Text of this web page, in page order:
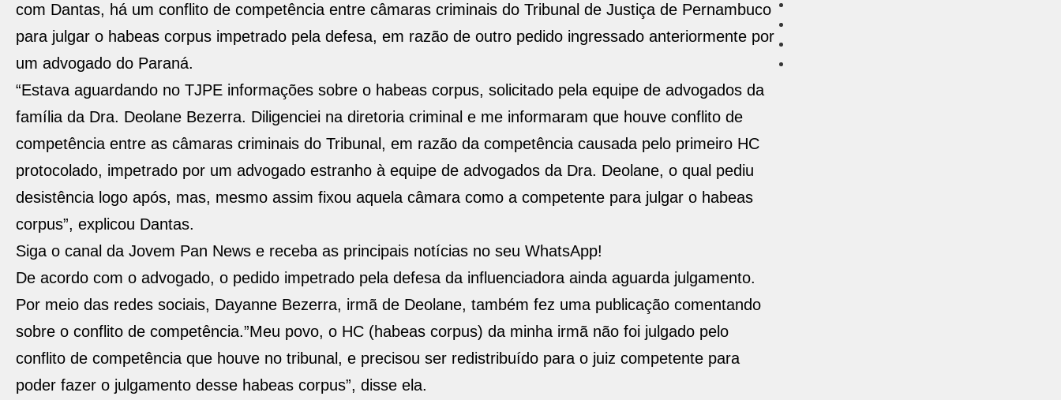
com Dantas, há um conflito de competência entre câmaras criminais do Tribunal de Justiça de Pernambuco
para julgar o habeas corpus impetrado pela defesa, em razão de outro pedido ingressado anteriormente por
um advogado do Paraná.
“Estava aguardando no TJPE informações sobre o habeas corpus, solicitado pela equipe de advogados da
família da Dra. Deolane Bezerra. Diligenciei na diretoria criminal e me informaram que houve conflito de
competência entre as câmaras criminais do Tribunal, em razão da competência causada pelo primeiro HC
protocolado, impetrado por um advogado estranho à equipe de advogados da Dra. Deolane, o qual pediu
desistência logo após, mas, mesmo assim fixou aquela câmara como a competente para julgar o habeas
corpus”, explicou Dantas.
Siga o canal da Jovem Pan News e receba as principais notícias no seu WhatsApp!
De acordo com o advogado, o pedido impetrado pela defesa da influenciadora ainda aguarda julgamento.
Por meio das redes sociais, Dayanne Bezerra, irmã de Deolane, também fez uma publicação comentando
sobre o conflito de competência.”Meu povo, o HC (habeas corpus) da minha irmã não foi julgado pelo
conflito de competência que houve no tribunal, e precisou ser redistribuído para o juiz competente para
poder fazer o julgamento desse habeas corpus”, disse ela.